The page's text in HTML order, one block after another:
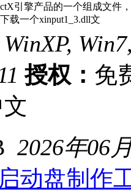
引擎产品的一个组成文件
载一个xinput1_3.dll文
WinXP,
授权： 免
2026年06
动盘制作